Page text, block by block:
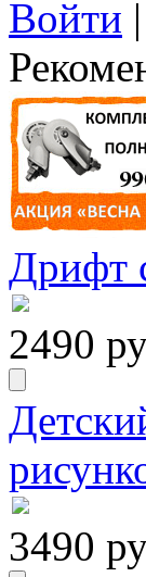
Войти |
Дрифт
2490
3490